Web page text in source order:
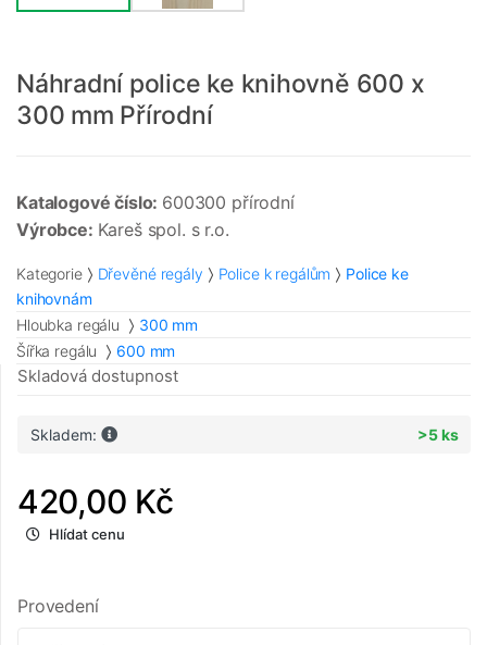
Náhradní police ke knihovně 600 x
300 mm Přírodní
Katalogové číslo: 600300 přírodní
Výrobce: Kareš spol. s r.o.
Kategorie Dřevěné regály Police k regálům
Police ke
knihovnám
Hloubka regálu
300 mm
Šířka regálu
600 mm
Skladová dostupnost
Skladem: >5 ks
420,00 Kč
Hlídat cenu
Provedení